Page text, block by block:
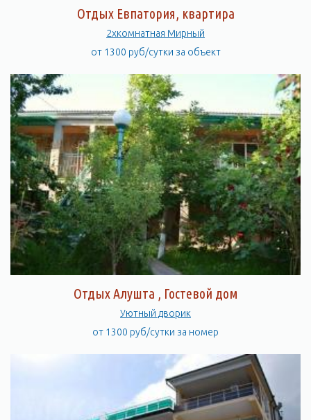
Отдых Евпатория, квартира
2хкомнатная Мирный
от 1300 руб/сутки за объект
Отдых Алушта , Гостевой дом
Уютный дворик
от 1300 руб/сутки за номер